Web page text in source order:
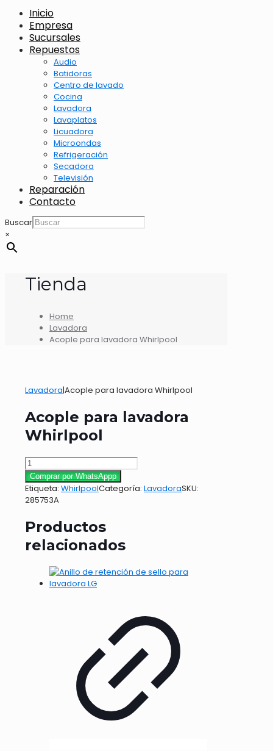
Inicio
Empresa
Sucursales
Repuestos
Audio
Batidoras
Centro de lavado
Cocina
Lavadora
Lavaplatos
Licuadora
Microondas
Refrigeración
Secadora
Televisión
Reparación
Contacto
Buscar
×
Tienda
Home
Lavadora
Acople para lavadora Whirlpool
Lavadora|Acople para lavadora Whirlpool
Acople para lavadora
Whirlpool
Acople
para
lavadora
Whirlpool
Comprar por WhatsAppp
Etiqueta: WhirlpoolCategoría: LavadoraSKU:
285753A
Productos
relacionados